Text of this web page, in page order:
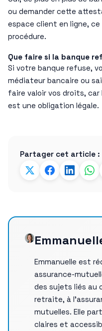
ou demander cette
espace client en ligne,
procédure.
Que faire si la banque
Si votre banque refuse,
médiateur bancaire ou
faire valoir vos droits,
est une obligation légale.
Partager cet article :
Emmanuelle est
assurance-
des sujets liés au
retraite, à
mutuelles. Elle
claires et